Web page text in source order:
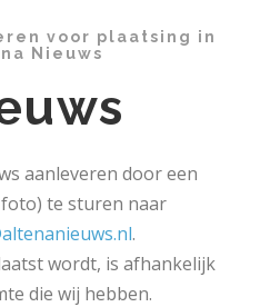
voor plaatsing in
Nieuws
aanleveren door een
te sturen naar
.
wordt, is afhankelijk
die wij hebben.